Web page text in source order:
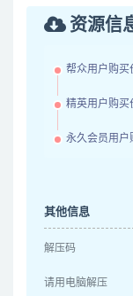
资源信
帮众用户购买
精英用户购买
永久会员用户
其他信息
解压码
请用电脑解压